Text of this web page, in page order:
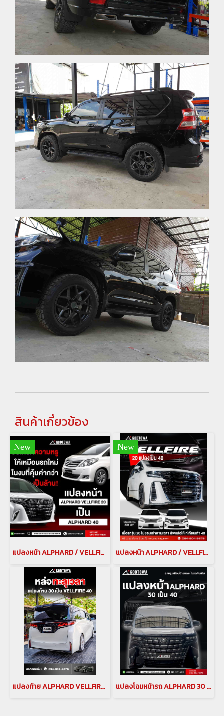
สินค้าเกี่ยวข้อง
New
แปลงหน้า ALPHARD / VELLFIRE 20 รุ่นปี 2008-2014 เป็น ALPHARD 40 แปลงโฉมเป็น Alphard 2024 ขึ้นไป
New
แปลงหน้า ALPHARD / VELLFIRE 20 เป็น VELLFIRE 40 alphard 2008-2014 แปลงโฉมเป็น All-New Vellfire
แปลงท้าย ALPHARD VELLFIRE 30 2015-2023 เป็นโฉมปี 2024 แปลงท้ายเวลไฟร์ vellfire face conversion แปลงท้ายเวลไฟร์ 30 แปลงโฉมหน้ารถ ALPHARD 30 เป็น ALPHARD 40 แปลงหน้าอัลพาร์ด แปลงหน้าอัลพาร์ด 2023 เป็นอัลพาร์ด 40 แปลงหน้าอัลพาร์ด Alphard face conversion